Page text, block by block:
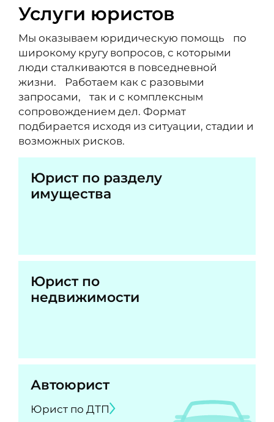
Услуги юристов
Мы оказываем юридическую помощь по
широкому кругу вопросов, с которыми
люди сталкиваются в повседневной
жизни. Работаем как с разовыми
запросами, так и с комплексным
сопровождением дел. Формат
подбирается исходя из ситуации, стадии и
возможных рисков.
Юрист по разделу
имущества
Юрист по
недвижимости
Автоюрист
Юрист по ДТП